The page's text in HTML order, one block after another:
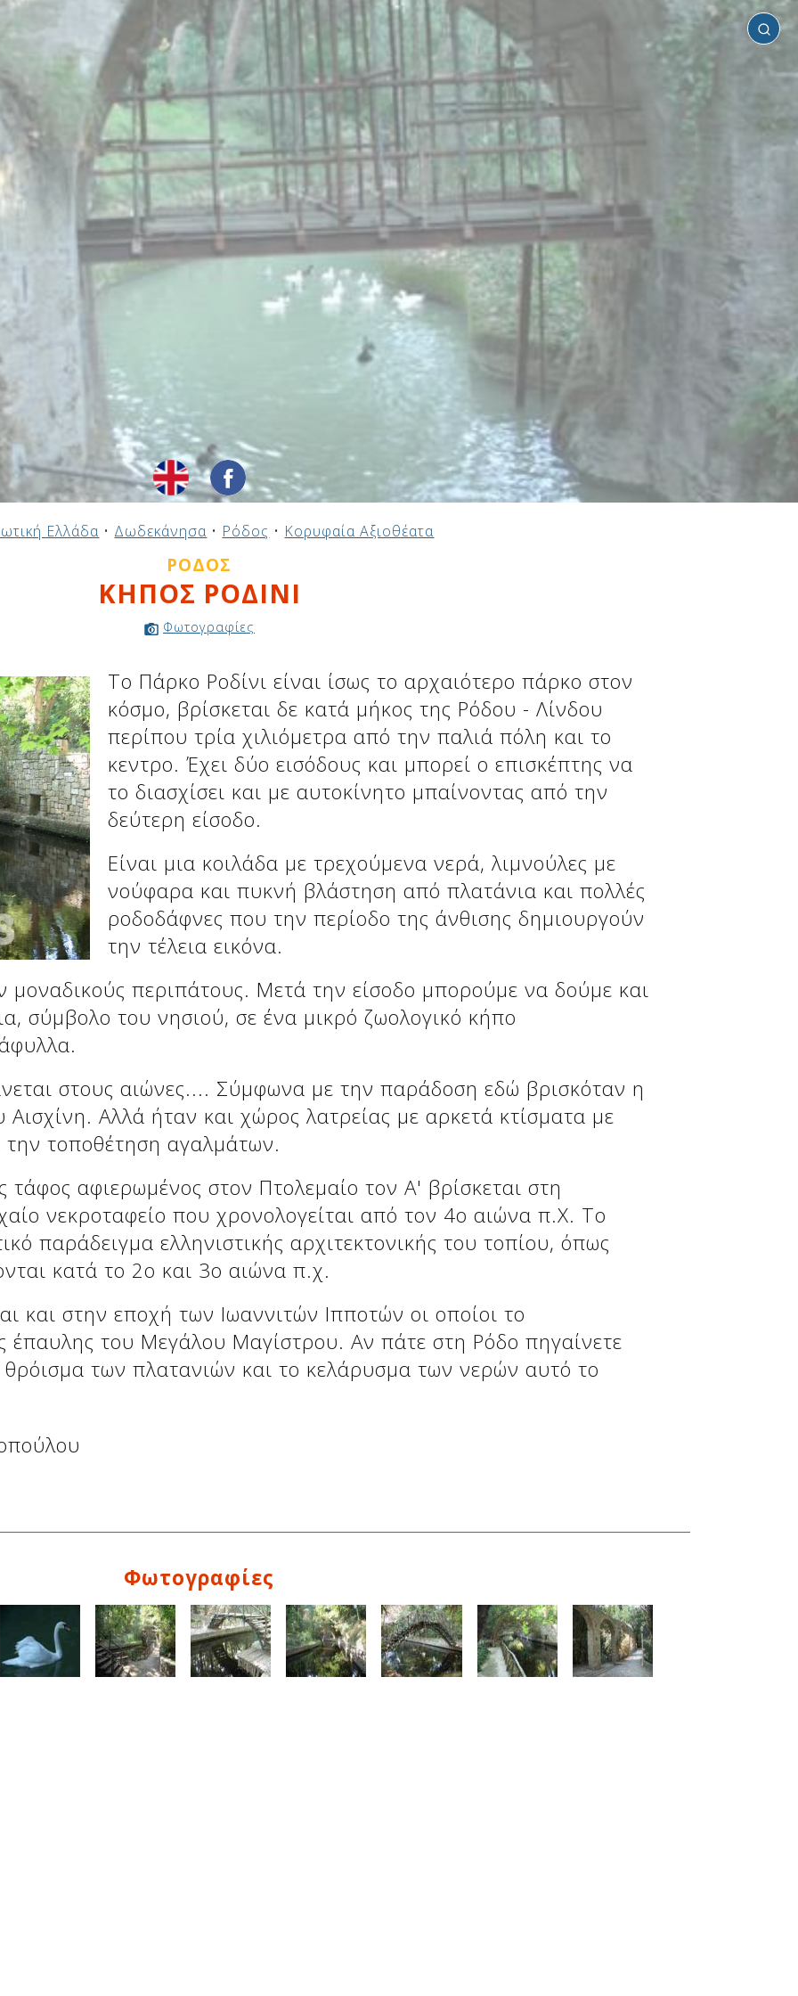
Ρόδος
Ελλάδα • Δωδεκάνησα • Ρόδος • Κορυφαία Αξιοθέατα
ΡΌΔΟΣ
ΚΗΠΟΣ ΡΟΔΙΝΙ
Φωτογραφίες
Το Πάρκο Ροδίνι είναι ίσως το αρχαιότερο πάρκο στον
κόσμο, βρίσκεται δε κατά μήκος της Ρόδου - Λίνδου
περίπου τρία χιλιόμετρα από την παλιά πόλη και το
κεντρο. Έχει δύο εισόδους και μπορεί ο επισκέπτης να
το διασχίσει και με αυτοκίνητο μπαίνοντας από την
δεύτερη είσοδο.
Είναι μια κοιλάδα με τρεχούμενα νερά, λιμνούλες με
νούφαρα και πυκνή βλάστηση από πλατάνια και πολλές
ροδοδάφνες που την περίοδο της άνθισης δημιουργούν
την τέλεια εικόνα.
μοναδικούς περιπάτους. Μετά την είσοδο μπορούμε να δούμε και
σύμβολο του νησιού, σε ένα μικρό ζωολογικό κήπο
στους αιώνες.... Σύμφωνα με την παράδοση εδώ βρισκόταν η
Αλλά ήταν και χώρος λατρείας με αρκετά κτίσματα με
την τοποθέτηση αγαλμάτων.
τάφος αφιερωμένος στον Πτολεμαίο τον Α' βρίσκεται στη
νεκροταφείο που χρονολογείται από τον 4ο αιώνα π.Χ. Το
παράδειγμα ελληνιστικής αρχιτεκτονικής του τοπίου, όπως
κατά το 2ο και 3ο αιώνα π.χ.
και στην εποχή των Ιωαννιτών Ιπποτών οι οποίοι το
έπαυλης του Μεγάλου Μαγίστρου. Αν πάτε στη Ρόδο πηγαίνετε
θρόισμα των πλατανιών και το κελάρυσμα των νερών αυτό το
Φωτογραφίες